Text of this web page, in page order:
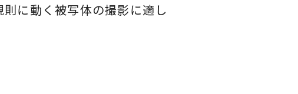
に動く被写体の撮影に適し